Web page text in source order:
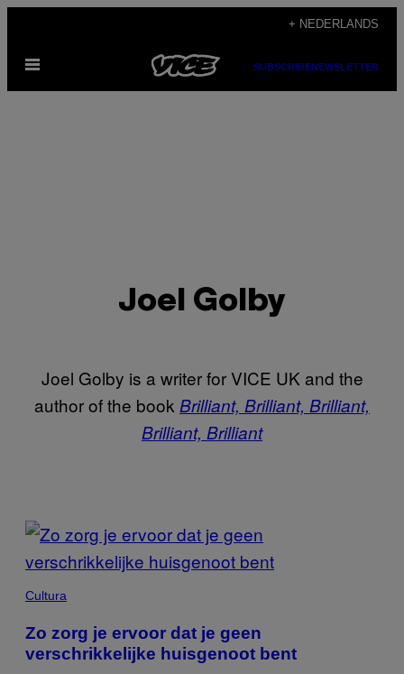
de
+ NEDERLANDS
Open
SUBSCRIBENEWSLETTER
Joel Golby
Joel Golby is a writer for VICE UK and the
author of the book Brilliant, Brilliant, Brilliant,
Brilliant, Brilliant
POSTS
BY
THIS
AUTHOR
Cultura
Zo zorg je ervoor dat je geen
verschrikkelijke huisgenoot bent